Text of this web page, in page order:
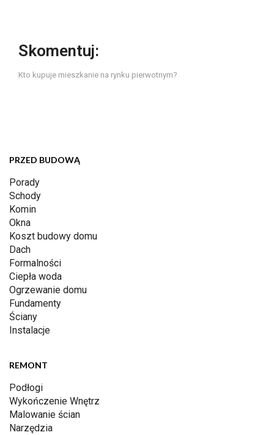
Skomentuj:
Kto kupuje mieszkanie na rynku pierwotnym?
PRZED BUDOWĄ
Porady
Schody
Komin
Okna
Koszt budowy domu
Dach
Formalności
Ciepła woda
Ogrzewanie domu
Fundamenty
Ściany
Instalacje
REMONT
Podłogi
Wykończenie Wnętrz
Malowanie ścian
Narzędzia